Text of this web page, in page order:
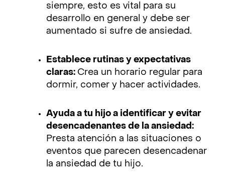
siempre, esto es vital para su
desarrollo en general y debe ser
aumentado si sufre de ansiedad.
Establece rutinas y expectativas
claras: Crea un horario regular para
dormir, comer y hacer actividades.
Ayuda a tu hijo a identificar y evitar
desencadenantes de la ansiedad:
Presta atención a las situaciones o
eventos que parecen desencadenar
la ansiedad de tu hijo.